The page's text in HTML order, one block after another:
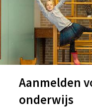
Aanmelden
onderwijs